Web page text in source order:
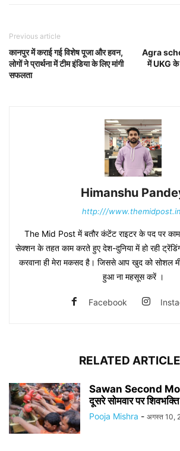
Previous article
कानपुर में कराई गई विशेष पूजा और हवन,
लोगों ने प्रार्थना में टीम इंडिया के लिए मांगी
सफलता
Agra
में UKG के
Himanshu
http:///
The Mid Post में बतौर कंटेंट राइटर के पद पर
सेक्शन के तहत काम करते हुए देश-दुनिया में हो रही
करवाना ही मेरा मकसद है। जिससे आप खुद को सोशल
हुआ ना महसूस करें ।
Facebook
RELATED
Sawan Second
दूसरे सोमवार पर
Pooja Mishra - अगस्त 10,